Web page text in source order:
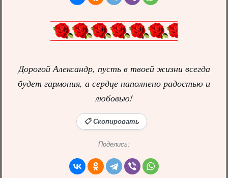
Дорогой Александр, пусть в твоей жизни всегда
будет гармония, а сердце наполнено радостью и
любовью!
📋 Скопировать
Поделись: